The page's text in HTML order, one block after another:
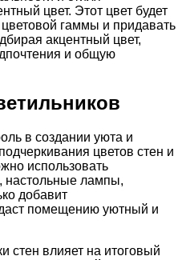
цвет. Этот цвет будет
гаммы и придавать
акцентный цвет,
и общую
в создании уюта и
цветов стен и
использовать
настольные лампы,
добавит
помещению уютный и
стен влияет на итоговый